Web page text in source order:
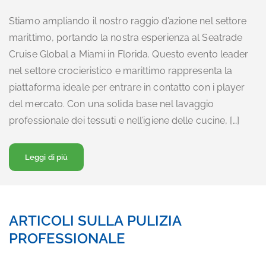
Stiamo ampliando il nostro raggio d’azione nel settore
marittimo, portando la nostra esperienza al Seatrade
Cruise Global a Miami in Florida. Questo evento leader
nel settore crocieristico e marittimo rappresenta la
piattaforma ideale per entrare in contatto con i player
del mercato. Con una solida base nel lavaggio
professionale dei tessuti e nell’igiene delle cucine, […]
Leggi di più
ARTICOLI SULLA PULIZIA
PROFESSIONALE